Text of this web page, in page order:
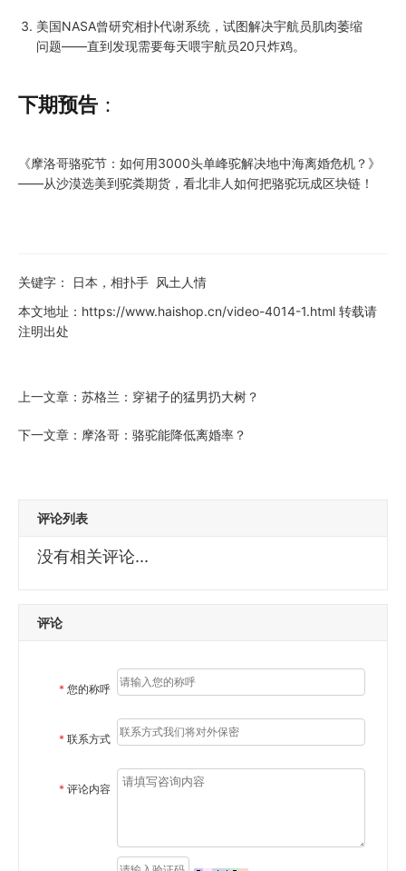
美国NASA曾研究相扑代谢系统，试图解决宇航员肌肉萎缩
问题——直到发现需要每天喂宇航员20只炸鸡。
下期预告 ：
《摩洛哥骆驼节：如何用3000头单峰驼解决地中海离婚危机？》
——从沙漠选美到驼粪期货，看北非人如何把骆驼玩成区块链！
关键字： 日本，相扑手 风土人情
本文地址： https://www.haishop.cn/video-4014-1.html 转载请
注明出处
上一文章： 苏格兰：穿裙子的猛男扔大树？
下一文章： 摩洛哥：骆驼能降低离婚率？
评论列表
没有相关评论...
评论
* 您的称呼
* 联系方式
* 评论内容